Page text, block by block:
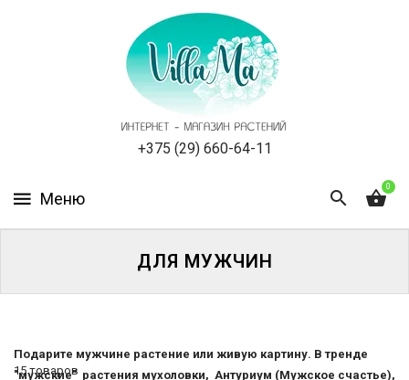
+375 (29) 660-64-11
0
НОВОСТИ,
АКЦИИ
ДЛЯ МУЖЧИН
Подарите мужчине растение или живую картину. В тренде
"мужские" растения мухоловки, Антуриум (Мужское счастье),
15 товаров